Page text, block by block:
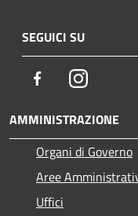
SEGUICI SU
FacebookInstagram
AMMINISTRAZIONE
Organi di Governo
Aree
Uffici